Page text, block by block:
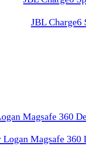
JBL Charge6
Magsafe 360